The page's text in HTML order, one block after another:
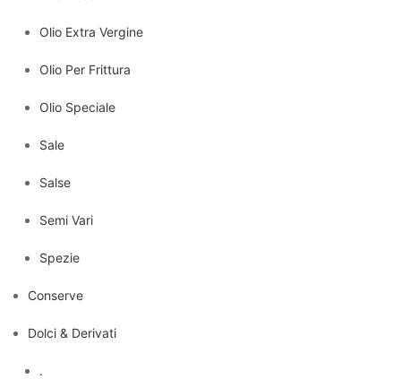
Olio Extra Vergine
Olio Per Frittura
Olio Speciale
Sale
Salse
Semi Vari
Spezie
Conserve
Dolci & Derivati
.